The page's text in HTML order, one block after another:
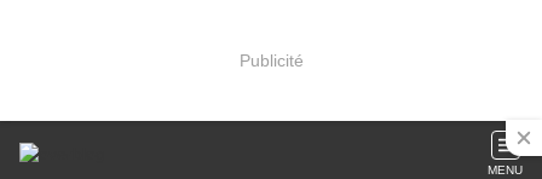
Publicité
MENU